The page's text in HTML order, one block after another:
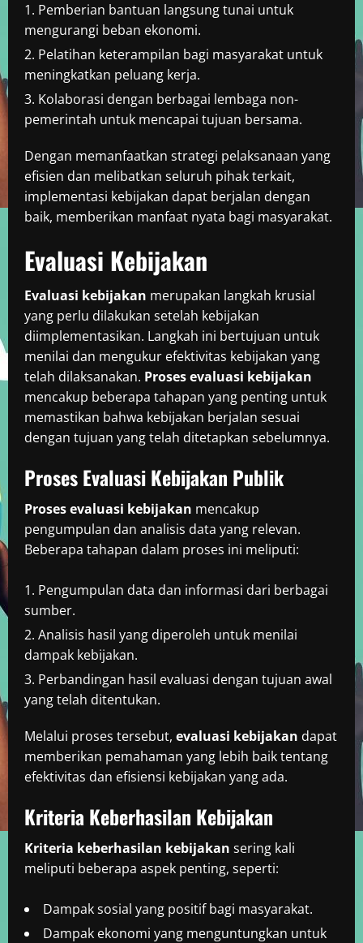
Pemberian bantuan langsung tunai untuk
mengurangi beban ekonomi.
Pelatihan keterampilan bagi masyarakat untuk
meningkatkan peluang kerja.
Kolaborasi dengan berbagai lembaga non-
pemerintah untuk mencapai tujuan bersama.
Dengan memanfaatkan strategi pelaksanaan yang
efisien dan melibatkan seluruh pihak terkait,
implementasi kebijakan dapat berjalan dengan
baik, memberikan manfaat nyata bagi masyarakat.
Evaluasi Kebijakan
Evaluasi kebijakan merupakan langkah krusial
yang perlu dilakukan setelah kebijakan
diimplementasikan. Langkah ini bertujuan untuk
menilai dan mengukur efektivitas kebijakan yang
telah dilaksanakan. Proses evaluasi kebijakan
mencakup beberapa tahapan yang penting untuk
memastikan bahwa kebijakan berjalan sesuai
dengan tujuan yang telah ditetapkan sebelumnya.
Proses Evaluasi Kebijakan Publik
Proses evaluasi kebijakan mencakup
pengumpulan dan analisis data yang relevan.
Beberapa tahapan dalam proses ini meliputi:
Pengumpulan data dan informasi dari berbagai
sumber.
Analisis hasil yang diperoleh untuk menilai
dampak kebijakan.
Perbandingan hasil evaluasi dengan tujuan awal
yang telah ditentukan.
Melalui proses tersebut, evaluasi kebijakan dapat
memberikan pemahaman yang lebih baik tentang
efektivitas dan efisiensi kebijakan yang ada.
Kriteria Keberhasilan Kebijakan
Kriteria keberhasilan kebijakan sering kali
meliputi beberapa aspek penting, seperti:
Dampak sosial yang positif bagi masyarakat.
Dampak ekonomi yang menguntungkan untuk